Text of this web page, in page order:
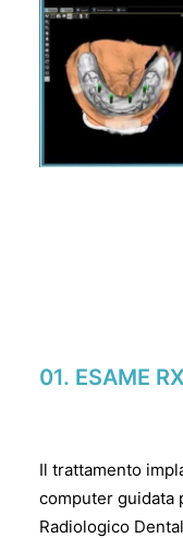
01. ESAME
Il trattamento
computer guidata
Radiologico